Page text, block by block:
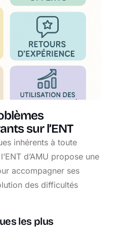
sur l’ENT
inhérents à toute
d’AMU propose une
accompagner ses
des difficultés
les plus